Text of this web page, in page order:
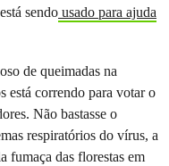
sendo usado para ajuda
de queimadas na
está correndo para votar o
Não bastasse o
respiratórios do vírus, a
fumaça das florestas em